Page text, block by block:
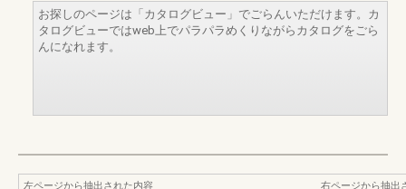
お探しのページは「カタログビュー」でごらんいただけます。カ
タログビューではweb上でパラパラめくりながらカタログをごら
んになれます。
左ページから抽出された内容
右ページから抽出